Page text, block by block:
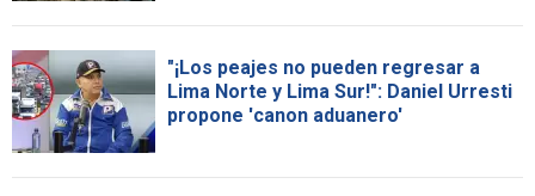
"¡Los peajes no pueden regresar a
Lima Norte y Lima Sur!": Daniel Urresti
propone 'canon aduanero'